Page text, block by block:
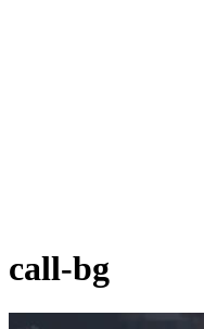
call-bg